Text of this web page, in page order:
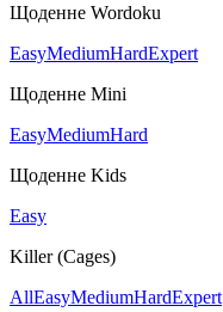
Щоденне Wordoku
EasyMediumHardExpert
Щоденне Mini
EasyMediumHard
Щоденне Kids
Easy
Killer (Cages)
AllEasyMediumHardExpert